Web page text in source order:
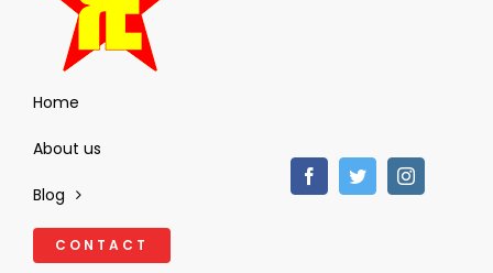
Home
About us
Blog
CONTACT